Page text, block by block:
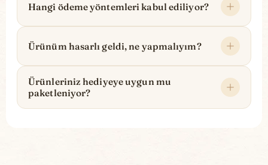
Hangi ödeme yöntemleri kabul ediliyor?
Ürünüm hasarlı geldi, ne yapmalıyım?
Ürünleriniz hediyeye uygun mu
paketleniyor?